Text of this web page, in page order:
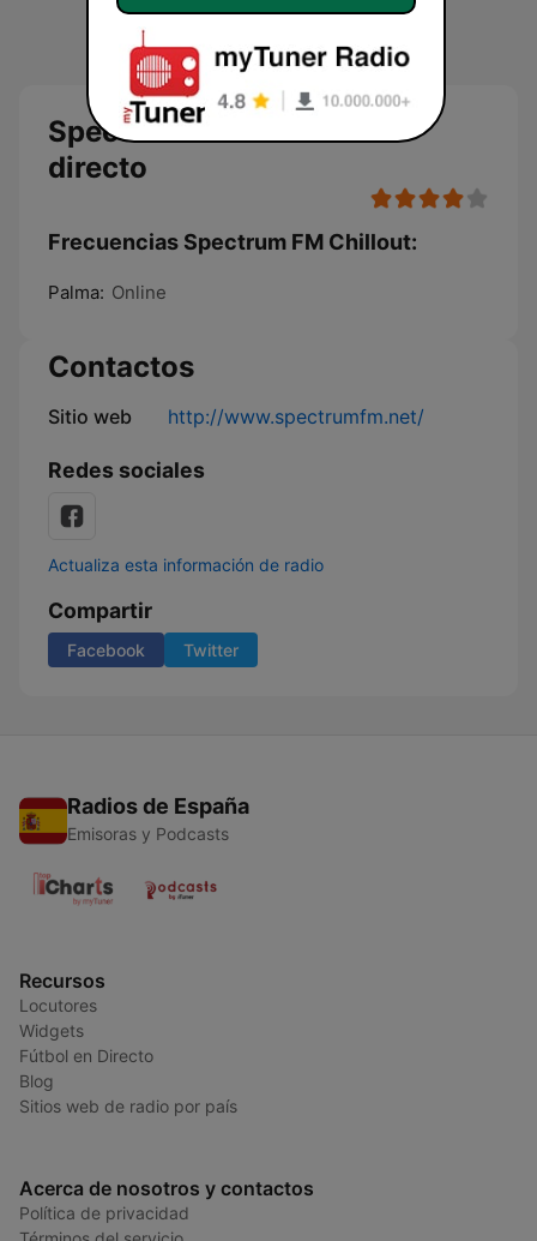
Spectrum FM Chillout en
directo
Frecuencias Spectrum FM Chillout:
Palma: Online
Contactos
Sitio web http://www.spectrumfm.net/
Redes sociales
Actualiza esta información de radio
Compartir
Facebook Twitter
Radios de España
Emisoras y Podcasts
Recursos
Locutores
Widgets
Fútbol en Directo
Blog
Sitios web de radio por país
Acerca de nosotros y contactos
Política de privacidad